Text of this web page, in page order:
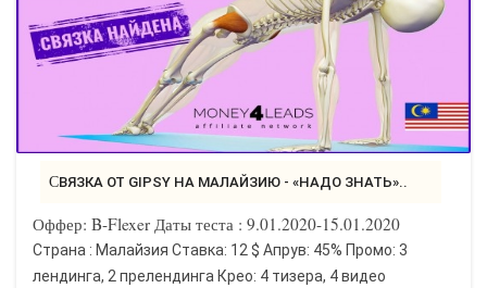
СВЯЗКА ОТ GIPSY НА МАЛАЙЗИЮ - «НАДО ЗНАТЬ»..
Оффер: B-Flexer Даты теста : 9.01.2020-15.01.2020
Страна : Малайзия Ставка: 12 $ Апрув: 45% Промо: 3
лендинга, 2 прелендинга Крео: 4 тизера, 4 видео